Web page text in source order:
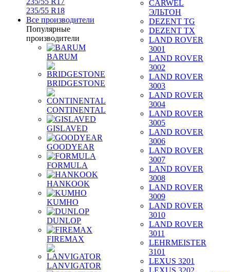
235/55 R18
Все производители
Популярные
производители
BARUM
BRIDGESTONE
CONTINENTAL
GISLAVED
GOODYEAR
FORMULA
HANKOOK
KUMHO
DUNLOP
FIREMAX
LANVIGATOR
CARWEL
ЭЛЬТОН
DEZENT TG
DEZENT TX
LAND ROVER
3001
LAND ROVER
3002
LAND ROVER
3003
LAND ROVER
3004
LAND ROVER
3005
LAND ROVER
3006
LAND ROVER
3007
LAND ROVER
3008
LAND ROVER
3009
LAND ROVER
3010
LAND ROVER
3011
LEHRMEISTER
3101
LEXUS 3201
LEXUS 3202